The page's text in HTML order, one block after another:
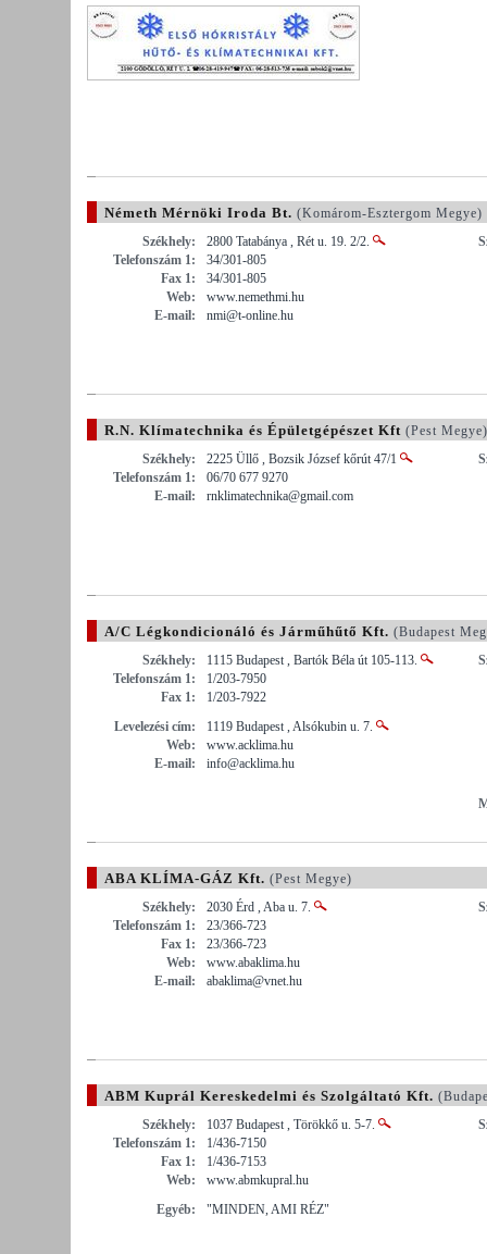
Németh Mérnöki Iroda Bt. (Komárom-Esztergom Megye)
Székhely:
2800 Tatabánya , Rét u. 19. 2/2.
Telefonszám 1:
34/301-805
Fax 1:
34/301-805
Web:
www.nemethmi.hu
E-mail:
nmi@t-online.hu
R.N. Klímatechnika és Épületgépészet Kft (Pest Megye)
Székhely:
2225 Üllő , Bozsik József kőrút 47/1
Telefonszám 1:
06/70 677 9270
E-mail:
rnklimatechnika@gmail.com
A/C Légkondicionáló és Járműhűtő Kft. (Budapest
Székhely:
1115 Budapest , Bartók Béla út 105-113.
Telefonszám 1:
1/203-7950
Fax 1:
1/203-7922
Levelezési cím:
1119 Budapest , Alsókubin u. 7.
Web:
www.acklima.hu
E-mail:
info@acklima.hu
ABA KLÍMA-GÁZ Kft. (Pest Megye)
Székhely:
2030 Érd , Aba u. 7.
Telefonszám 1:
23/366-723
Fax 1:
23/366-723
Web:
www.abaklima.hu
E-mail:
abaklima@vnet.hu
ABM Kuprál Kereskedelmi és Szolgáltató Kft.
Székhely:
1037 Budapest , Törökkő u. 5-7.
Telefonszám 1:
1/436-7150
Fax 1:
1/436-7153
Web:
www.abmkupral.hu
Egyéb:
"MINDEN, AMI RÉZ"